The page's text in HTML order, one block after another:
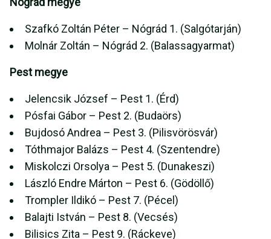
Szafkó Zoltán Péter – Nógrád 1. (Salgótarján)
Molnár Zoltán – Nógrád 2. (Balassagyarmat)
Pest megye
Jelencsik József – Pest 1. (Érd)
Pósfai Gábor – Pest 2. (Budaörs)
Bujdosó Andrea – Pest 3. (Pilisvörösvár)
Tóthmajor Balázs – Pest 4. (Szentendre)
Miskolczi Orsolya – Pest 5. (Dunakeszi)
László Endre Márton – Pest 6. (Gödöllő)
Trompler Ildikó – Pest 7. (Pécel)
Balajti István – Pest 8. (Vecsés)
Bilisics Zita – Pest 9. (Ráckeve)